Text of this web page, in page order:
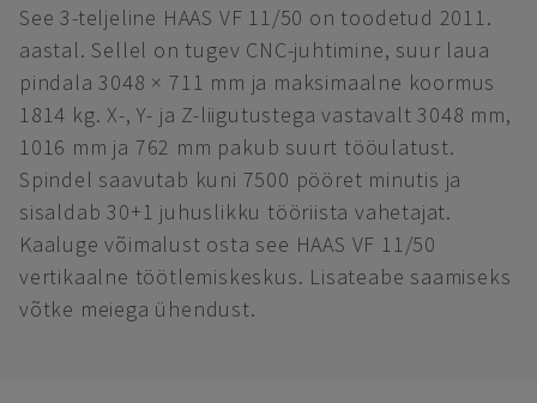
See 3-teljeline HAAS VF 11/50 on toodetud 2011.
aastal. Sellel on tugev CNC-juhtimine, suur laua
pindala 3048 × 711 mm ja maksimaalne koormus
1814 kg. X-, Y- ja Z-liigutustega vastavalt 3048 mm,
1016 mm ja 762 mm pakub suurt tööulatust.
Spindel saavutab kuni 7500 pööret minutis ja
sisaldab 30+1 juhuslikku tööriista vahetajat.
Kaaluge võimalust osta see HAAS VF 11/50
vertikaalne töötlemiskeskus. Lisateabe saamiseks
võtke meiega ühendust.